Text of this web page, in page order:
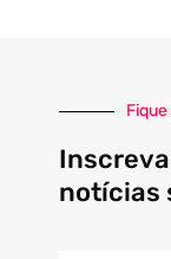
notícias